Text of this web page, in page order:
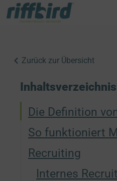
Zurück zur Übersicht
Inhaltsverzeichnis
Die Definition
So funktioniert
Recruiting
Internes